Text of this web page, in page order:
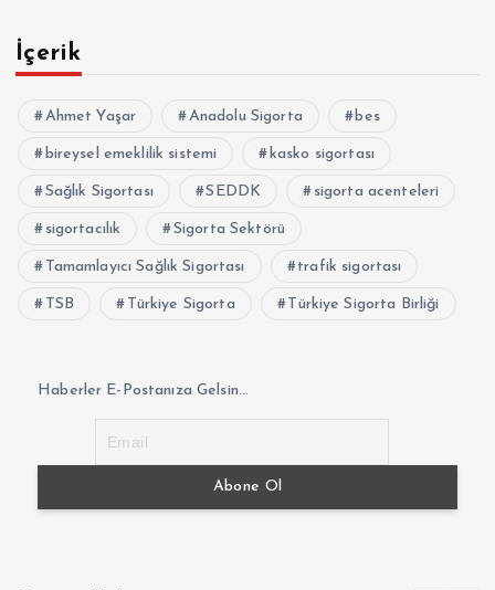
İçerik
Ahmet Yaşar Anadolu Sigorta bes
bireysel emeklilik sistemi kasko sigortası
Sağlık Sigortası SEDDK sigorta acenteleri
sigortacılık Sigorta Sektörü
Tamamlayıcı Sağlık Sigortası trafik sigortası
TSB Türkiye Sigorta Türkiye Sigorta Birliği
Haberler E-Postanıza Gelsin...